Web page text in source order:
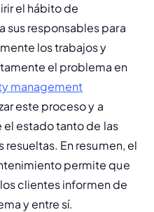
el hábito de
responsables para
los trabajos y
el problema en
management
este proceso y a
estado tanto de las
permite que
clientes informen de
y entre sí.